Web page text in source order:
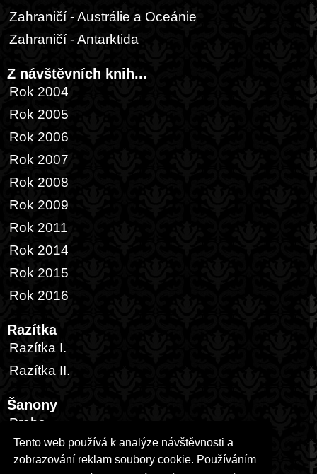
Tento web používá k analýze návštěvnosti a
zobrazování reklam soubory cookie. Používáním
Zahraničí - Austrálie a Oceánie
Zahraničí - Antarktida
Z návštěvních knih...
Rok 2004
Rok 2005
Rok 2006
Rok 2007
Rok 2008
Rok 2009
Rok 2011
Rok 2014
Rok 2015
Rok 2016
Razítka
Razítka I.
Razítka II.
Šanony
Praha
Česká republika
Zahraničí